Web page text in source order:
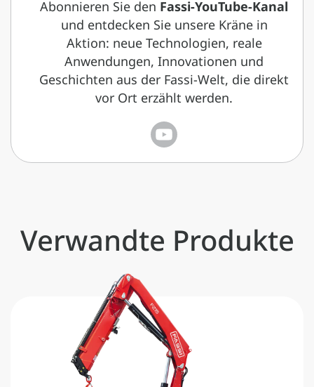
Abonnieren Sie den Fassi-YouTube-Kanal
und entdecken Sie unsere Kräne in
Aktion: neue Technologien, reale
Anwendungen, Innovationen und
Geschichten aus der Fassi-Welt, die direkt
vor Ort erzählt werden.
Verwandte Produkte